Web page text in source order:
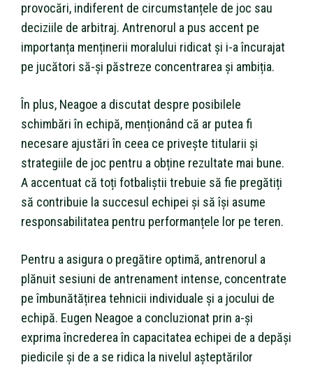
provocări, indiferent de circumstanțele de joc sau
deciziile de arbitraj. Antrenorul a pus accent pe
importanța menținerii moralului ridicat și i-a încurajat
pe jucători să-și păstreze concentrarea și ambiția.
În plus, Neagoe a discutat despre posibilele
schimbări în echipă, menționând că ar putea fi
necesare ajustări în ceea ce privește titularii și
strategiile de joc pentru a obține rezultate mai bune.
A accentuat că toți fotbaliștii trebuie să fie pregătiți
să contribuie la succesul echipei și să își asume
responsabilitatea pentru performanțele lor pe teren.
Pentru a asigura o pregătire optimă, antrenorul a
plănuit sesiuni de antrenament intense, concentrate
pe îmbunătățirea tehnicii individuale și a jocului de
echipă. Eugen Neagoe a concluzionat prin a-și
exprima încrederea în capacitatea echipei de a depăși
piedicile și de a se ridica la nivelul așteptărilor